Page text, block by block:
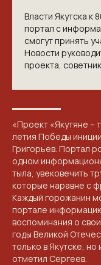
Власти Якутска
портал с
смогут принять
Новости
проекта,
«Проект «Якутяне –
летия Победы
Григорьев. Портал
одном
тыла, увековечить
которые наравне с
Каждый горожанин
портале
воспоминания о
годы Великой
только в Якутске,
отметил Сергеев.